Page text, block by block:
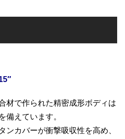
材で作られた精密成形ボディは
備えています。
ンカバーが衝撃吸収性を高め、